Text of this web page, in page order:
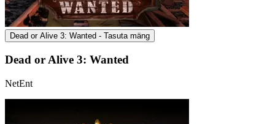
Dead or Alive 3: Wanted - Tasuta mäng
Dead or Alive 3: Wanted
NetEnt